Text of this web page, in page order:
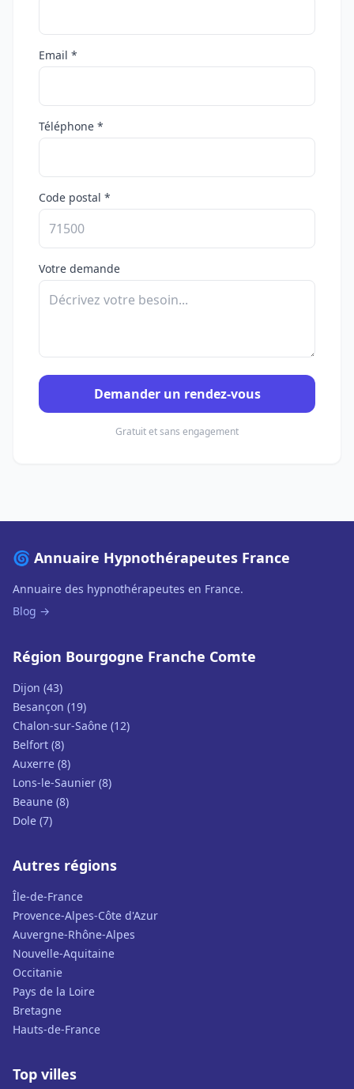
Email *
Téléphone *
Code postal *
Votre demande
Demander un rendez-vous
Gratuit et sans engagement
🌀 Annuaire Hypnothérapeutes France
Annuaire des hypnothérapeutes en France.
Blog →
Région Bourgogne Franche Comte
Dijon (43)
Besançon (19)
Chalon-sur-Saône (12)
Belfort (8)
Auxerre (8)
Lons-le-Saunier (8)
Beaune (8)
Dole (7)
Autres régions
Île-de-France
Provence-Alpes-Côte d'Azur
Auvergne-Rhône-Alpes
Nouvelle-Aquitaine
Occitanie
Pays de la Loire
Bretagne
Hauts-de-France
Top villes